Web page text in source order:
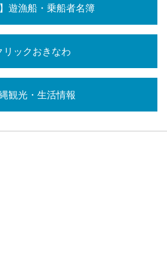
】遊漁船・乗船者名簿
リックおきなわ
観光・生活情報